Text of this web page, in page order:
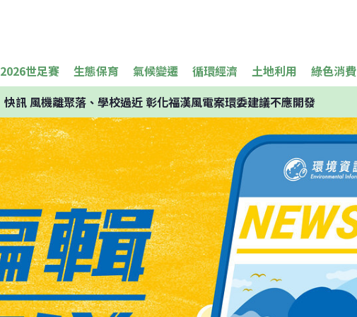
2026世足賽 生態保育 氣候變遷 循環經濟 土地利用 綠色消費
快訊風機離聚落、學校過近 彰化福漢風電案環委建議不應開發